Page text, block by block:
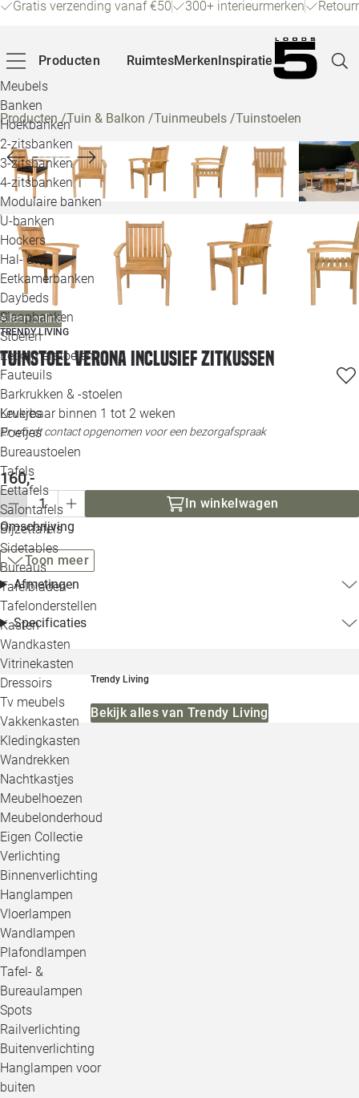
Gratis verzending vanaf €50 300+ interieurmerken
Producten
Meubels
Banken
Hoekbanken
2-zitsbanken
3-zitsbanken
4-zitsbanken
Modulaire banken
U-banken
Hockers
Hal- &
Eetkamerbanken
Daybeds
Slaapbanken
Stoelen
Eetkamerstoelen
Fauteuils
Barkrukken & -stoelen
Krukjes
Poefjes
Bureaustoelen
Tafels
Eettafels
Salontafels
Bijzettafels
Sidetables
Bureaus
Tafelbladen
Tafelonderstellen
Kasten
Wandkasten
Vitrinekasten
Dressoirs
Tv meubels
Vakkenkasten
Kledingkasten
Wandrekken
Nachtkastjes
Meubelhoezen
Meubelonderhoud
Eigen Collectie
Verlichting
Binnenverlichting
Hanglampen
Vloerlampen
Wandlampen
Plafondlampen
Tafel- &
Bureaulampen
Spots
Railverlichting
Buitenverlichting
Hanglampen voor
buiten
RuimtesMerkenInspiratie
Producten/Tuin & Balkon /Tuinmeubels /Tuinstoelen
Alleen online
TRENDY LIVING
Tuinstoel Verona inclusief zitkussen
Leverbaar binnen 1 tot 2 weken
Er wordt contact opgenomen voor een bezorgafspraak
160,-
In winkelwagen
Omschrijving
Toon meer
Afmetingen
Specificaties
Trendy Living
Bekijk alles van Trendy Living